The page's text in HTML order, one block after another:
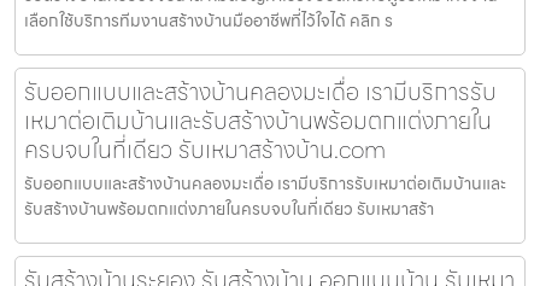
เลือกใช้บริการทีมงานสร้างบ้านมืออาชีพที่ไว้ใจได้ คลิก ร
รับออกแบบและสร้างบ้านคลองมะเดื่อ เรามีบริการรับ
เหมาต่อเติมบ้านและรับสร้างบ้านพร้อมตกแต่งภายใน
ครบจบในที่เดียว รับเหมาสร้างบ้าน.com
รับออกแบบและสร้างบ้านคลองมะเดื่อ เรามีบริการรับเหมาต่อเติมบ้านและ
รับสร้างบ้านพร้อมตกแต่งภายในครบจบในที่เดียว รับเหมาสร้า